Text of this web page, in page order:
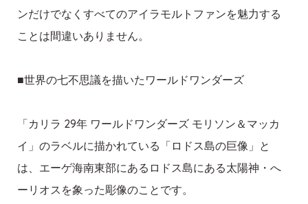
ンだけでなくすべてのアイラモルトファンを魅力する
ことは間違いありません。
■世界の七不思議を描いたワールドワンダーズ
「カリラ 29年 ワールドワンダーズ モリソン＆マッカ
イ」のラベルに描かれている「ロドス島の巨像」と
は、エーゲ海南東部にあるロドス島にある太陽神・へ
ーリオスを象った彫像のことです。